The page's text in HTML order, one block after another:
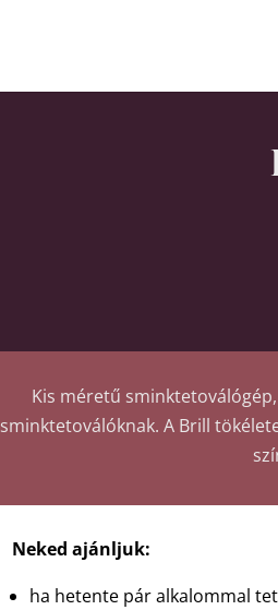
Kis méretű
sminktetoválóknak. A Brill
Neked ajánljuk:
ha hetente pár alkalommal